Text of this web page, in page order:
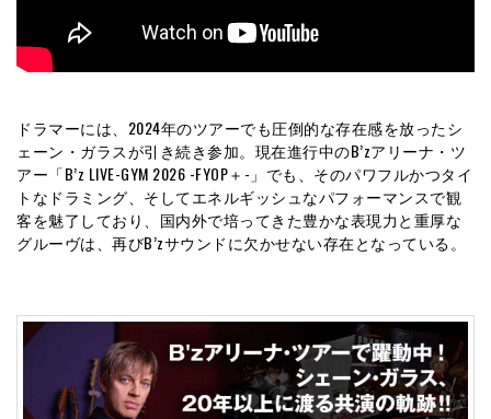
ドラマーには、2024年のツアーでも圧倒的な存在感を放ったシ
ェーン・ガラスが引き続き参加。現在進行中のB’zアリーナ・ツ
アー「B’z LIVE-GYM 2026 -FYOP＋-」でも、そのパワフルかつタイ
トなドラミング、そしてエネルギッシュなパフォーマンスで観
客を魅了しており、国内外で培ってきた豊かな表現力と重厚な
グルーヴは、再びB’zサウンドに欠かせない存在となっている。